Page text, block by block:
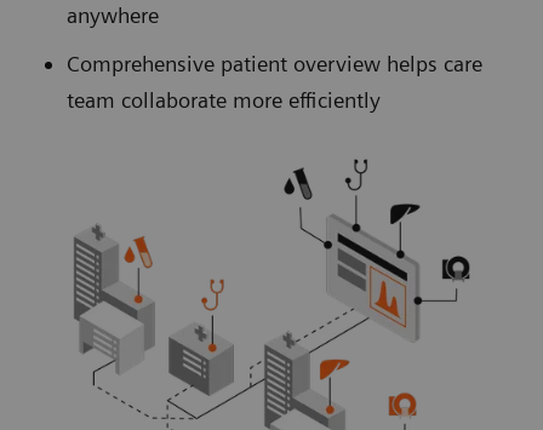
anywhere
Comprehensive patient overview helps care
team collaborate more efficiently